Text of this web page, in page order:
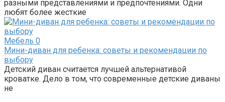
разными представлениями и предпочтениями. Одни
любят более жесткие
Мебель 0
Мини-диван для ребенка: советы и рекомендации по
выбору
Детский диван считается лучшей альтернативой
кроватке. Дело в том, что современные детские диваны
не